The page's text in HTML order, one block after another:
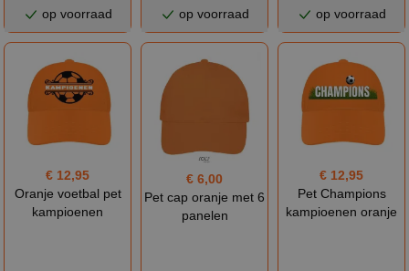
op voorraad op voorraad op voorraad
€ 12,95
Oranje voetbal pet
kampioenen
€ 6,00
Pet cap oranje met 6
panelen
€ 12,95
Pet Champions
kampioenen oranje